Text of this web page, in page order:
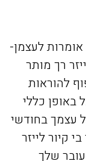
לעצמן-
רך מותר
להוראות
באופן כללי
עצמך בחודשי
קיור לייזר
שלך